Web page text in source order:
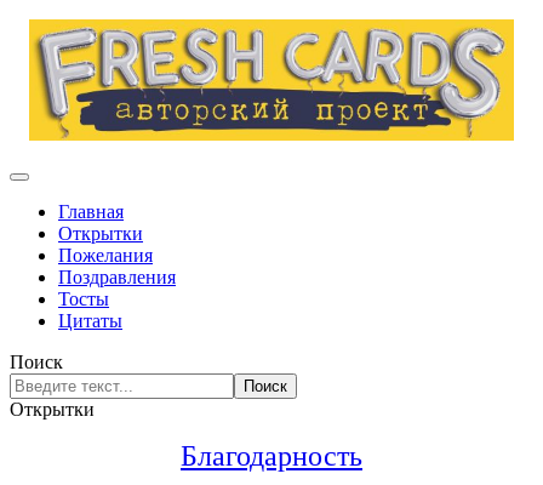
Главная
Открытки
Пожелания
Поздравления
Тосты
Цитаты
Поиск
Поиск
Открытки
Благодарность